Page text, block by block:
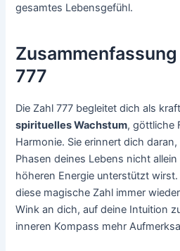
gesamtes Lebensgefühl.
777
Die Zahl 777 begleitet dich als
spirituelles Wachstum, göttliche
Harmonie. Sie erinnert dich
Phasen deines Lebens nicht
höheren Energie unterstützt
diese magische Zahl immer
Wink an dich, auf deine Intuition
inneren Kompass mehr